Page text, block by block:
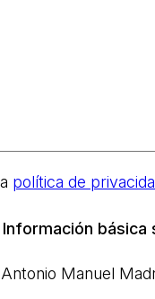
política de
Información
Antonio Manuel